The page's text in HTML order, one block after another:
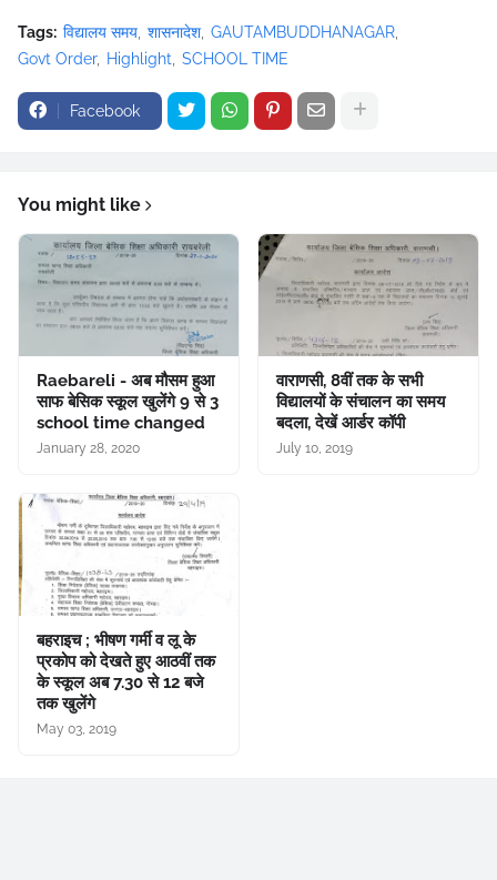
Tags: विद्यालय समय शासनादेश GAUTAMBUDDHANAGAR
Govt Order
Highlight SCHOOL TIME
Facebook
You might like
Raebareli - अब मौसम हुआ
साफ बेसिक स्कूल खुलेंगे 9 से 3
school time changed
January 28, 2020
वाराणसी, 8वीं तक के सभी
विद्यालयों के संचालन का समय
बदला, देखें आर्डर कॉपी
July 10, 2019
बहराइच ; भीषण गर्मी व लू के
प्रकोप को देखते हुए आठवीं तक
के स्कूल अब 7.30 से 12 बजे
तक खुलेंगे
May 03, 2019